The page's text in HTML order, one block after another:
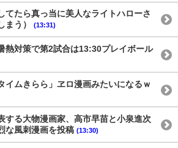
てたら真っ当に美人なライトハローさ
まう）
(13:31)
熱対策で第2試合は13:30プレイボール
イムきらら」ヱロ漫画みたいになるｗ
する大物漫画家、高市早苗と小泉進次
風刺漫画を投稿 (13:30)